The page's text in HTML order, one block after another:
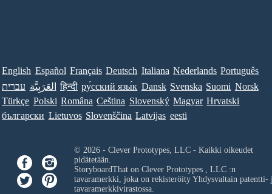
English Español Français Deutsch Italiana Nederlands Português
עברית العَرَبِيَّة हिन्दी ру́сский язы́к Dansk Svenska Suomi Norsk
Türkçe Polski Româna Ceština Slovenský Magyar Hrvatski
български Lietuvos Slovenščina Latvijas eesti
© 2026 - Clever Prototypes, LLC - Kaikki oikeudet
pidätetään.
StoryboardThat on Clever Prototypes , LLC:n
tavaramerkki, joka on rekisteröity Yhdysvaltain patentti-
tavaramerkkivirastossa.